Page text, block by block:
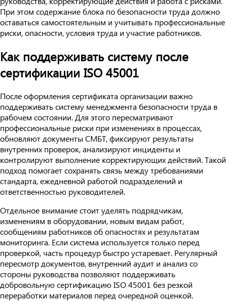
При этом содержание блока по безопасности труда должно
оставаться самостоятельным и учитывать профессиональные
риски, опасности, условия труда и участие работников.
Как поддерживать систему после
сертификации ISO 45001
После оформления сертификата организации важно
поддерживать систему менеджмента безопасности труда в
рабочем состоянии. Для этого пересматривают
профессиональные риски при изменениях в процессах,
обновляют документы СМБТ, фиксируют результаты
внутренних проверок, анализируют инциденты и
контролируют выполнение корректирующих действий. Такой
подход помогает сохранять связь между требованиями
стандарта, ежедневной работой подразделений и
ответственностью руководителей.
Отдельное внимание стоит уделять подрядчикам,
изменениям в оборудовании, новым видам работ,
сообщениям работников об опасностях и результатам
мониторинга. Если система используется только перед
проверкой, часть процедур быстро устаревает. Регулярный
пересмотр документов, внутренний аудит и анализ со
стороны руководства позволяют поддерживать
добровольную сертификацию ISO 45001 без резкой
переработки материалов перед очередной оценкой.